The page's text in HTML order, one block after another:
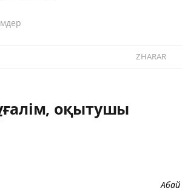
ZHARAR
оқытушы